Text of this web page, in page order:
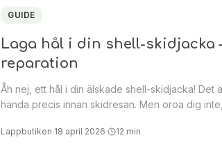
GUIDE
Laga hål i din shell-skidjacka
reparation
Åh nej, ett hål i din älskade shell-skidjacka! Det
hända precis innan skidresan. Men oroa dig
Lappbutiken·18 april 2026· 12 min